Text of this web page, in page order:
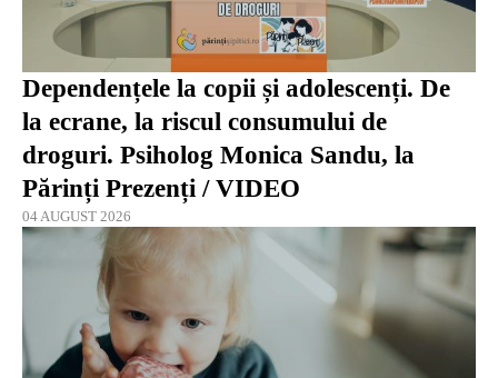
Dependențele la copii și adolescenți. De
la ecrane, la riscul consumului de
droguri. Psiholog Monica Sandu, la
Părinți Prezenți / VIDEO
04 AUGUST 2026